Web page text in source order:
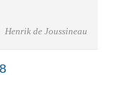
Henrik de Joussineau